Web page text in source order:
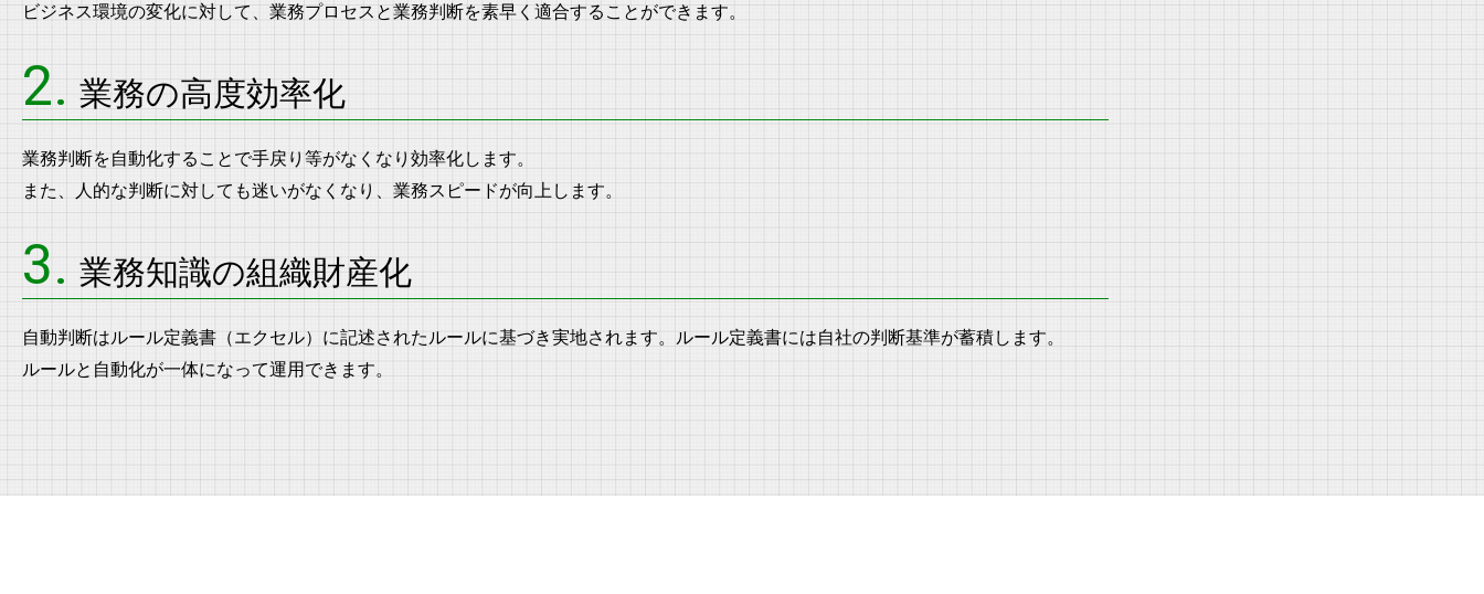
ビジネス環境の変化に対して、業務プロセスと業務判断を素早く適合することができます。
2. 業務の高度効率化
業務判断を自動化することで手戻り等がなくなり効率化します。
また、人的な判断に対しても迷いがなくなり、業務スピードが向上します。
3. 業務知識の組織財産化
自動判断はルール定義書（エクセル）に記述されたルールに基づき実地されます。ルール定義書には自社の判断基準が蓄積します。
ルールと自動化が一体になって運用できます。